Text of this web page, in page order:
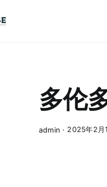
多伦
admin · 2025年2月